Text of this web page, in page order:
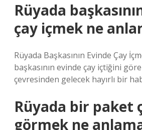
Rüyada
çay içmek ne
Rüyada Başkasının Evinde Çay
başkasının evinde çay içtiğini
çevresinden gelecek hayırlı bir
Rüyada bir paket
görmek ne